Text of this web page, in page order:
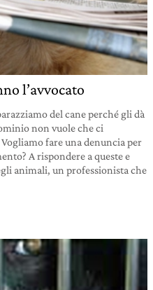
l’avvocato
del cane perché gli dà
non vuole che ci
fare una denuncia per
A rispondere a queste e
animali, un professionista che